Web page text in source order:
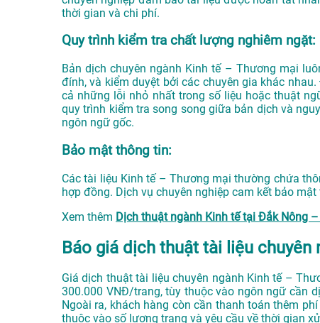
thời gian và chi phí.
Quy trình kiểm tra chất lượng nghiêm ngặt:
Bản dịch chuyên ngành Kinh tế – Thương mại
đính, và kiểm duyệt bởi các chuyên gia khác
cả những lỗi nhỏ nhất trong số liệu hoặc thuật
quy trình kiểm tra song song giữa bản dịch và
ngôn ngữ gốc.
Bảo mật thông tin:
Các tài liệu Kinh tế – Thương mại thường chứa
hợp đồng. Dịch vụ chuyên nghiệp cam kết bảo
Xem thêm Dịch thuật ngành Kinh tế tại Đắk Nông –
Báo giá dịch thuật tài liệu
Giá dịch thuật tài liệu chuyên ngành Kinh tế –
300.000 VNĐ/trang, tùy thuộc vào ngôn ngữ cần
Ngoài ra, khách hàng còn cần thanh toán thêm
thuộc vào số lượng trang và yêu cầu về thời gian